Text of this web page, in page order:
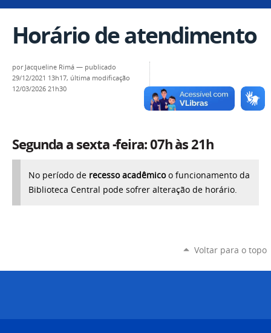
Horário de atendimento
por Jacqueline Rimá — publicado
29/12/2021 13h17, última modificação
12/03/2026 21h30
Segunda a sexta -feira: 07h às 21h
No período de recesso acadêmicoo funcionamento da
Biblioteca Central pode sofrer alteração de horário.
Voltar para o topo